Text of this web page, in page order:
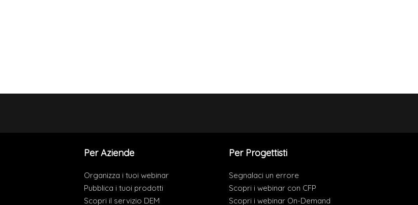
Per Aziende
Organizza i tuoi webinar
Pubblica i tuoi prodotti
Scopri il servizio DEM
Per Progettisti
Segnalaci un errore
Scopri i webinar con CFP
Scopri i webinar On-Demand